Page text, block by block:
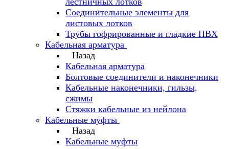
Соединительные элементы для
листовых лотков
Трубы гофрированные и гладкие ПВХ
Кабельная арматура
Назад
Кабельная арматура
Болтовые соединители и наконечники
Кабельные наконечники, гильзы,
сжимы
Стяжки кабельные из нейлона
Кабельные муфты
Назад
Кабельные муфты